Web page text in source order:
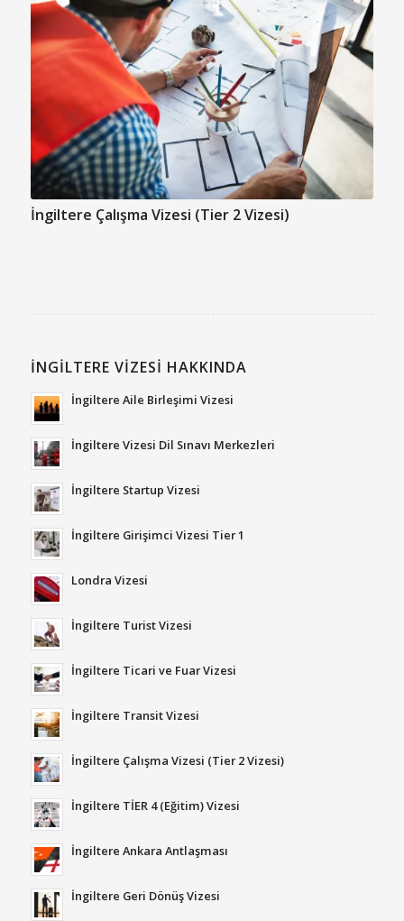
İngiltere Çalışma Vizesi (Tier 2 Vizesi)
İNGILTERE VIZESI HAKKINDA
İngiltere Aile Birleşimi Vizesi
İngiltere Vizesi Dil Sınavı Merkezleri
İngiltere Startup Vizesi
İngiltere Girişimci Vizesi Tier 1
Londra Vizesi
İngiltere Turist Vizesi
İngiltere Ticari ve Fuar Vizesi
İngiltere Transit Vizesi
İngiltere Çalışma Vizesi (Tier 2 Vizesi)
İngiltere TİER 4 (Eğitim) Vizesi
İngiltere Ankara Antlaşması
İngiltere Geri Dönüş Vizesi